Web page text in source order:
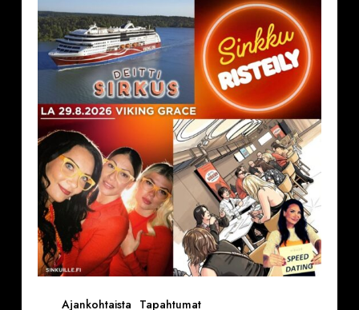
Ajankohtaista Tapahtumat
29.8.2026
Varaa
paikkasi
Sinkkuristeilylle
Deittisirkus
pikadeiteille
(Viking
Grace)